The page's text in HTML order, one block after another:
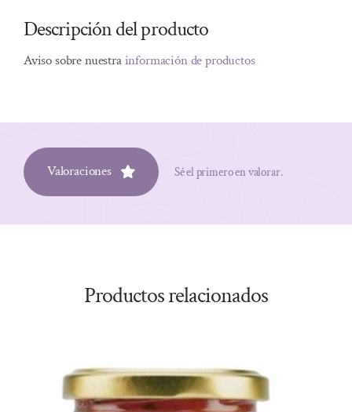
Descripción del producto
Aviso sobre nuestrainformación de productos
Valoraciones Sé el primero en valorar.
Productos relacionados